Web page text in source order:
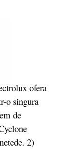
ofera
o singura
de
2)